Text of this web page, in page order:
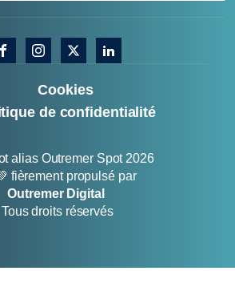
alias Outremer Spot 2026
fièrement propulsé par
Outremer Digital
Tous droits réservés
Cookies
de confidentialité